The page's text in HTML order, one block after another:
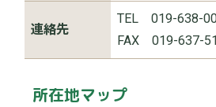
連絡先
TEL 019-638-
FAX 019-637-
所在地マップ